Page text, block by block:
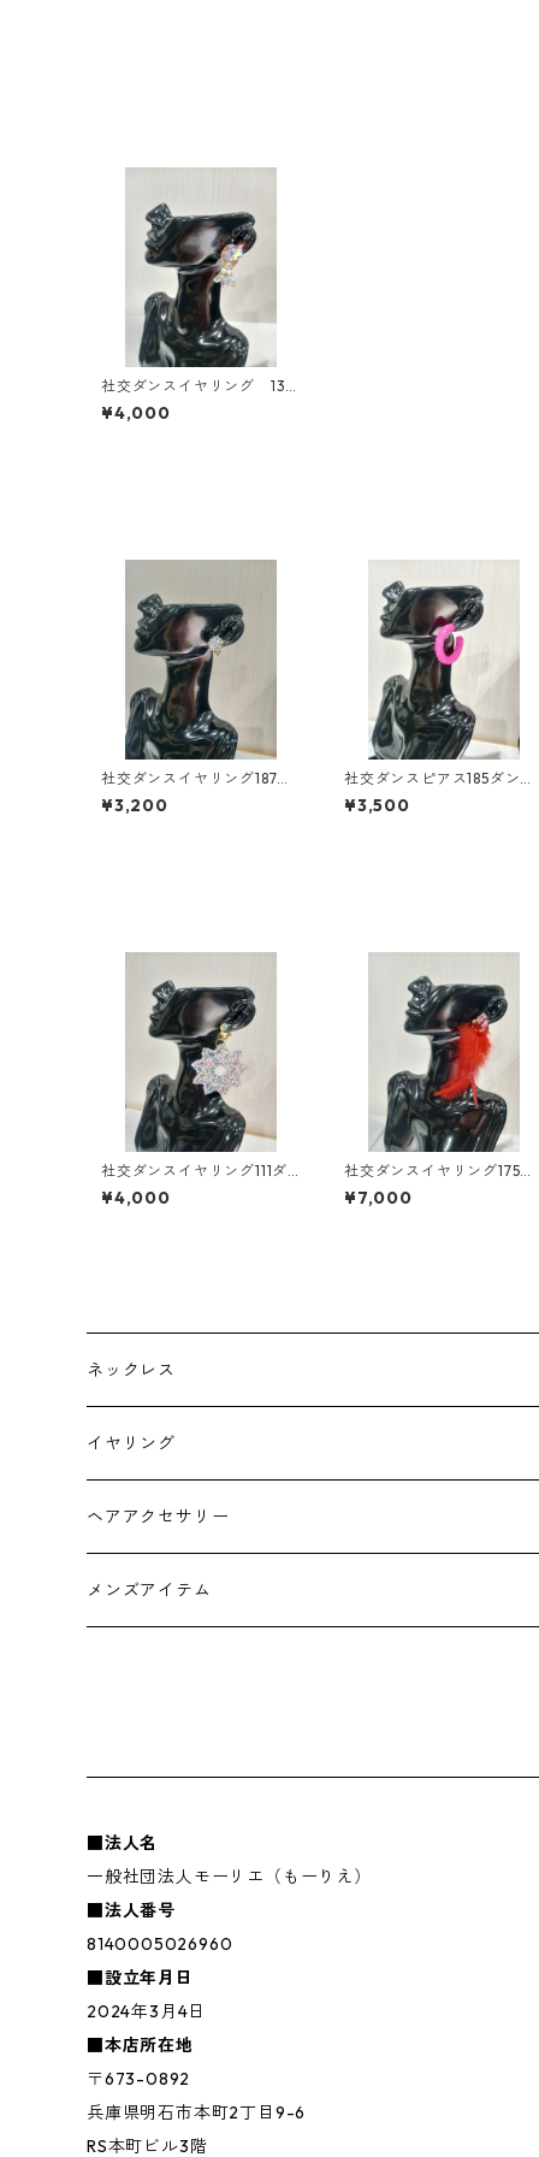
社交ダンスイヤリング 137
ダンスアクセサリー ベリ
ーダンス ブライダルアク
¥4,000
社交ダンスイヤリング187ダ
ンスアクセサリーベリーダ
ンスブライダルアクセサリ
¥3,200
社交ダンスピアス185ダンス
アクセサリーベリーダンス
ブライダルアクセサリー
¥3,500
社交ダンスイヤリング111ダ
ンスアクセサリーベリーダ
ンスブライダルアクセサリ
¥4,000
社交ダンスイヤリング175ダ
ンスアクセサリーベリーダ
ンスブライダルアクセサリ
¥7,000
ネックレス
チョーカー
イヤリング
ヘアアクセサリー
メンズアイテム
■法人名
一般社団法人モーリエ（もーりえ）
■法人番号
8140005026960
■設立年月日
2024年3月4日
■本店所在地
〒673-0892
兵庫県明石市本町2丁目9-6
RS本町ビル3階